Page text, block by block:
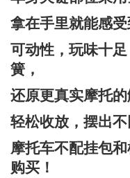
拿在手里就能感
可动性，玩味十
簧，
还原更真实摩托
轻松收放，摆出不
摩托车不配挂包
购买！